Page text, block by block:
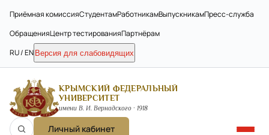
Приёмная комиссияСтудентамРаботникамВыпускникамПресс-служба
ОбращенияЦентр тестированияПартнёрам
RU / EN Версия для слабовидящих
КРЫМСКИЙ ФЕДЕРАЛЬНЫЙ
УНИВЕРСИТЕТ
имени В. И. Вернадского · 1918
Личный кабинет